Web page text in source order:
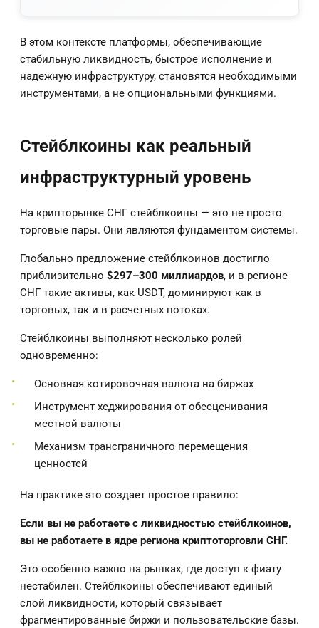
В этом контексте платформы, обеспечивающие
стабильную ликвидность, быстрое исполнение и
надежную инфраструктуру, становятся необходимыми
инструментами, а не опциональными функциями.
Стейблкоины как реальный
инфраструктурный уровень
На крипторынке СНГ стейблкоины — это не просто
торговые пары. Они являются фундаментом системы.
Глобально предложение стейблкоинов достигло
приблизительно $297–300 миллиардов, и в регионе
СНГ такие активы, как USDT, доминируют как в
торговых, так и в расчетных потоках.
Стейблкоины выполняют несколько ролей
одновременно:
Основная котировочная валюта на биржах
Инструмент хеджирования от обесценивания
местной валюты
Механизм трансграничного перемещения
ценностей
На практике это создает простое правило:
Если вы не работаете с ликвидностью стейблкоинов,
вы не работаете в ядре региона криптоторговли СНГ.
Это особенно важно на рынках, где доступ к фиату
нестабилен. Стейблкоины обеспечивают единый
слой ликвидности, который связывает
фрагментированные биржи и пользовательские базы.